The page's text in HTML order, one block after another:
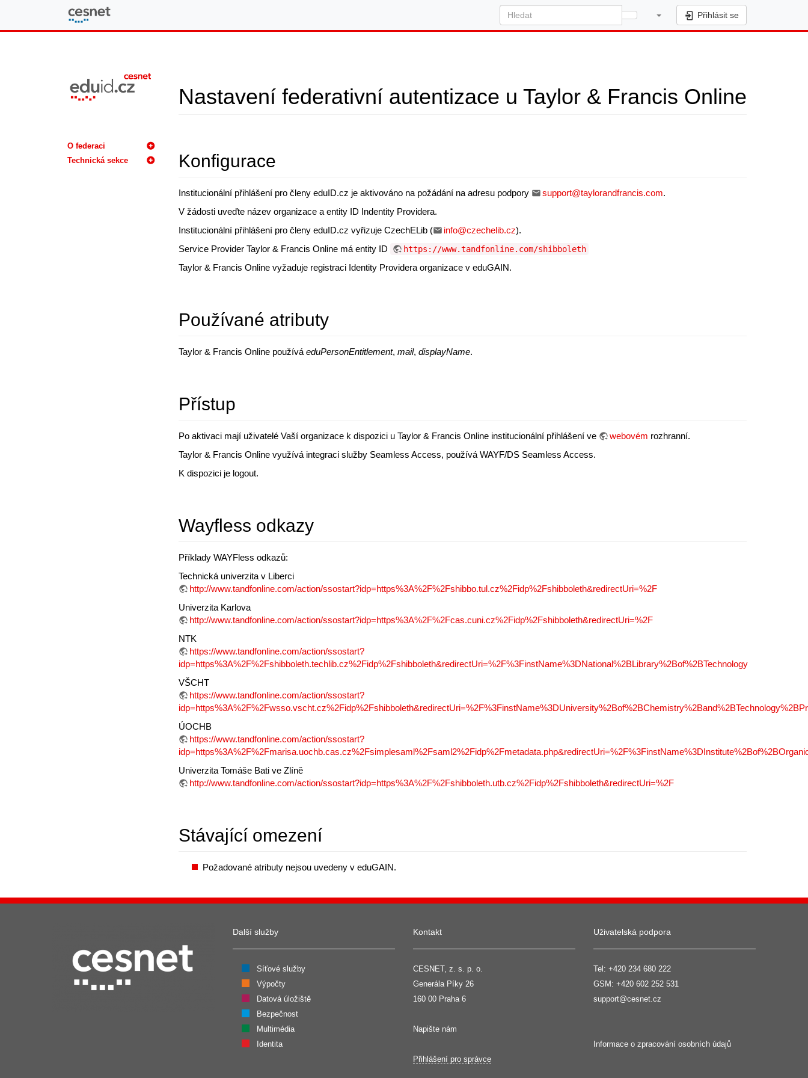
Přihlásit se
O federaci
Technická sekce
Nastavení federativní autentizace u Taylor & Francis Online
Konfigurace
Institucionální přihlášení pro členy eduID.cz je aktivováno na požádání na adresu podpory support@taylorandfrancis.com.
V žádosti uveďte název organizace a entity ID Indentity Providera.
Institucionální přihlášení pro členy eduID.cz vyřizuje CzechELib (
info@czechelib.cz).
Service Provider Taylor & Francis Online má entity ID
https://www.tandfonline.com/shibboleth
Taylor & Francis Online vyžaduje registraci Identity Providera organizace v eduGAIN.
Používané atributy
Taylor & Francis Online používá eduPersonEntitlement, mail, displayName.
Přístup
Po aktivaci mají uživatelé Vaší organizace k dispozici u Taylor & Francis Online institucionální přihlášení ve webovém rozhranní.
Taylor & Francis Online využívá integraci služby Seamless Access, používá WAYF/DS Seamless Access.
K dispozici je logout.
Wayfless odkazy
Příklady WAYFless odkazů:
Technická univerzita v Liberci
http://www.tandfonline.com/action/ssostart?idp=https%3A%2F%2Fshibbo.tul.cz%2Fidp%2Fshibboleth&redirectUri=%2F
Univerzita Karlova
http://www.tandfonline.com/action/ssostart?idp=https%3A%2F%2Fcas.cuni.cz%2Fidp%2Fshibboleth&redirectUri=%2F
NTK
https://www.tandfonline.com/action/ssostart?
idp=https%3A%2F%2Fshibboleth.techlib.cz%2Fidp%2Fshibboleth&redirectUri=%2F%3FinstName%3DNational%2BLibrary%2Bof%2BTechnology
VŠCHT
https://www.tandfonline.com/action/ssostart?
ÚOCHB
https://www.tandfonline.com/action/ssostart?
Univerzita Tomáše Bati ve Zlíně
http://www.tandfonline.com/action/ssostart?idp=https%3A%2F%2Fshibboleth.utb.cz%2Fidp%2Fshibboleth&redirectUri=%2F
Stávající omezení
Požadované atributy nejsou uvedeny v eduGAIN.
Další služby
Síťové služby
Výpočty
Datová úložiště
Bezpečnost
Multimédia
Identita
Kontakt
CESNET, z. s. p. o.
Generála Píky 26
160 00 Praha 6
Napište nám
Přihlášení pro správce
Uživatelská podpora
Tel: +420 234 680 222
GSM: +420 602 252 531
support@cesnet.cz
Informace o zpracování osobních údajů